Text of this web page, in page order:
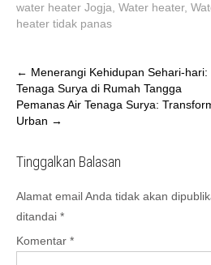
water heater Jogja Water heater,
heater tidak panas
Post
navigation
← Menerangi Kehidupan Sehari-
Tenaga Surya di Rumah Tangga
Pemanas Air Tenaga Surya:
Urban →
Tinggalkan Balasan
Alamat email Anda tidak akan
ditandai *
Komentar *